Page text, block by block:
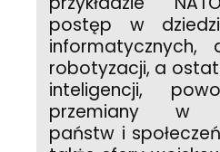
postęp w
informatycznych,
robotyzacji, a
inteligencji,
przemiany w
państw i